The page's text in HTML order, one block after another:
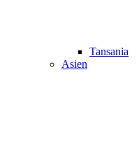
Tansania
Asien